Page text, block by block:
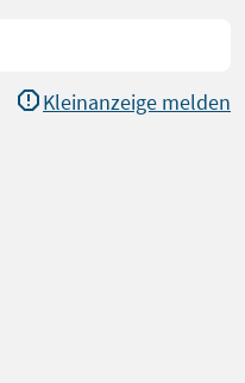
Kleinanzeige melden